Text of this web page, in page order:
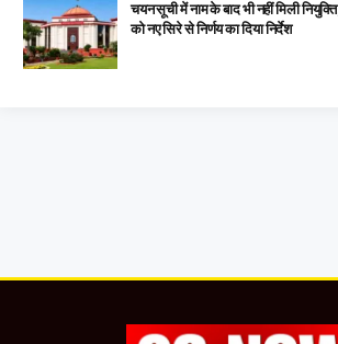
चयन सूची में नाम के बाद भी नहीं मिली
को नए सिरे से निर्णय का दिया निर्देश